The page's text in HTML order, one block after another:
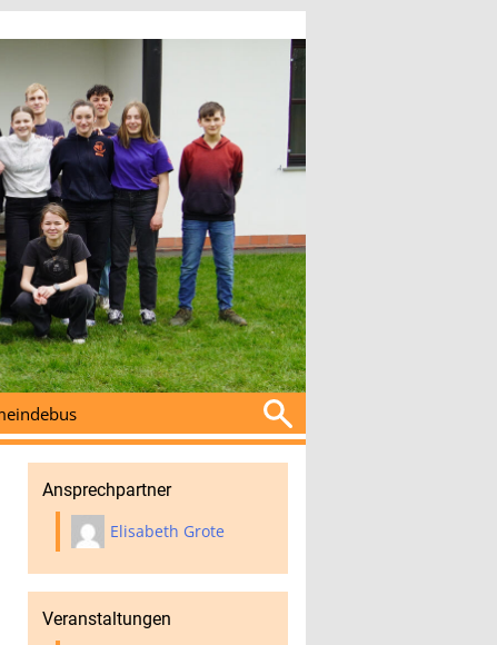
nach:
Ansprechpartner
Elisabeth Grote
Veranstaltungen